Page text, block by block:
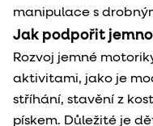
manipulace s
Jak podpořit
Rozvoj jemné
aktivitami, jako je
stříhání, stavění z
pískem. Důležité je